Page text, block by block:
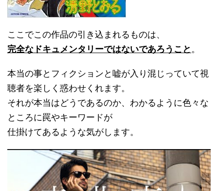
ここでこの作品の引き込まれるものは、
完全なドキュメンタリーではないであろうこと 。
本当の事とフィクションと嘘が入り混じっていて視
聴者を楽しく惑わせくれます。
それが本当はどうであるのか、わかるように色々な
ところに罠やキーワードが
仕掛けてあるような気がします。